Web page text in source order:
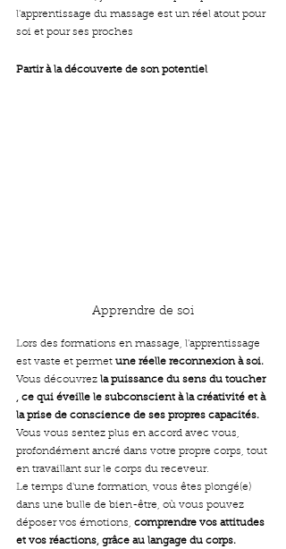
l'apprentissage du massage est un réel atout pour
soi et pour ses proches
Partir à la découverte de son potentiel
Apprendre de soi
Lors des formations en massage, l'apprentissage
est vaste et permet une réelle reconnexion à soi.
Vous découvrez la puissance du sens du toucher
, ce qui éveille le subconscient à la créativité et à
la prise de conscience de ses propres capacités.
Vous vous sentez plus en accord avec vous,
profondément ancré dans votre propre corps, tout
en travaillant sur le corps du receveur.
Le temps d'une formation, vous êtes plongé(e)
dans une bulle de bien-être, où vous pouvez
déposer vos émotions, comprendre vos attitudes
et vos réactions, grâce au langage du corps.